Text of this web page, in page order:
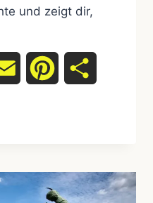
und zeigt dir,
Email Pinterest